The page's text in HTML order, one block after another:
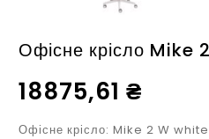
Офісне крісло Mike
18875,61 ₴
Офісне крісло: Mike 2 W white